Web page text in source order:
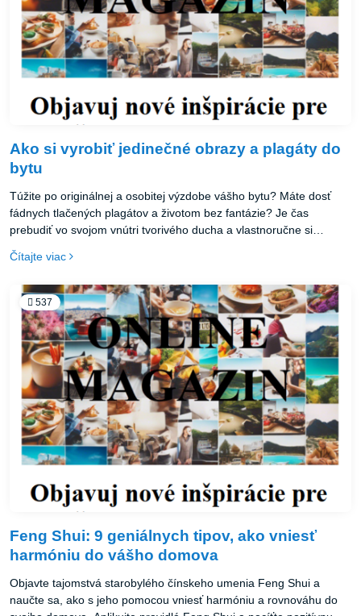
Ako si vyrobiť jedinečné obrazy a plagáty do
bytu
Túžite po originálnej a osobitej výzdobe vášho bytu? Máte dosť
fádnych tlačených plagátov a životom bez fantázie? Je čas
prebudiť vo svojom vnútri tvorivého ducha a vlastnoručne si
týchto 10 skvelých nápadov, ako si môžete vyrobiť jedinečné
Čítajte viac
537
Feng Shui: 9 geniálnych tipov, ako vniesť
harmóniu do vášho domova
Objavte tajomstvá starobylého čínskeho umenia Feng Shui a
naučte sa, ako s jeho pomocou vniesť harmóniu a rovnováhu do